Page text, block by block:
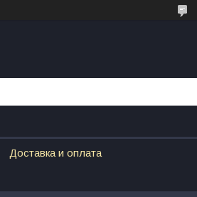
Доставка и оплата